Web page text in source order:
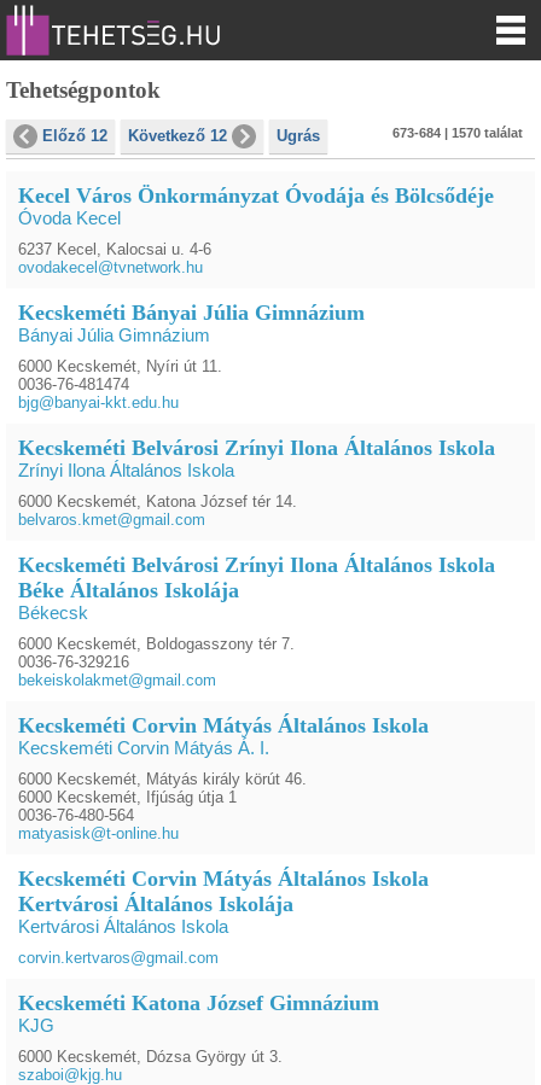
Tehetségpontok
Előző 12 Következő 12 Ugrás 673-684 | 1570 találat
Kecel Város Önkormányzat Óvodája és Bölcsődéje
Óvoda Kecel
6237 Kecel, Kalocsai u. 4-6
ovodakecel@tvnetwork.hu
Kecskeméti Bányai Júlia Gimnázium
Bányai Júlia Gimnázium
6000 Kecskemét, Nyíri út 11.
0036-76-481474
bjg@banyai-kkt.edu.hu
Kecskeméti Belvárosi Zrínyi Ilona Általános Iskola
Zrínyi Ilona Általános Iskola
6000 Kecskemét, Katona József tér 14.
belvaros.kmet@gmail.com
Kecskeméti Belvárosi Zrínyi Ilona Általános Iskola
Béke Általános Iskolája
Békecsk
6000 Kecskemét, Boldogasszony tér 7.
0036-76-329216
bekeiskolakmet@gmail.com
Kecskeméti Corvin Mátyás Általános Iskola
Kecskeméti Corvin Mátyás Á. I.
6000 Kecskemét, Mátyás király körút 46.
6000 Kecskemét, Ifjúság útja 1
0036-76-480-564
matyasisk@t-online.hu
Kecskeméti Corvin Mátyás Általános Iskola
Kertvárosi Általános Iskolája
Kertvárosi Általános Iskola
corvin.kertvaros@gmail.com
Kecskeméti Katona József Gimnázium
KJG
6000 Kecskemét, Dózsa György út 3.
szaboi@kjg.hu